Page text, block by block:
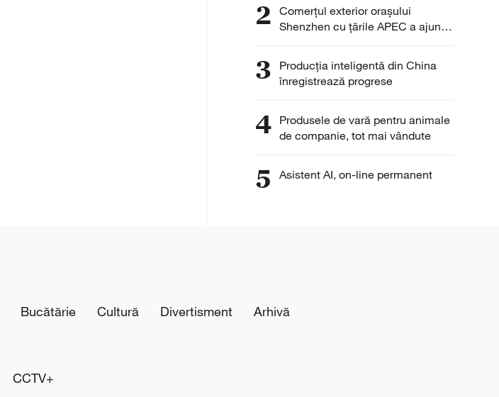
2 Comerțul exterior orașului
Shenzhen cu țările APEC a ajuns
la 1,98 trilioane yuani
3
Producția inteligentă din China
înregistrează progrese
4 Produsele de vară pentru animale
de companie, tot mai vândute
5 Asistent AI, on-line permanent
Bucătărie Cultură Divertisment Arhivă
CCTV+